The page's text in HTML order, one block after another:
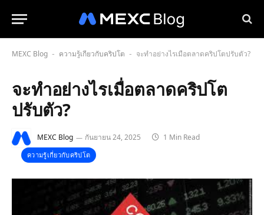
MEXC Blog - ความรู้เกี่ยวกับคริปโต - จะทำอย่างไรเมื่อตลาดคริปโตปรับตัว?
จะทำอย่างไรเมื่อตลาดคริปโต
ปรับตัว?
MEXC Blog กันยายน 24, 2025 1 Min Read
ความรู้เกี่ยวกับคริปโต